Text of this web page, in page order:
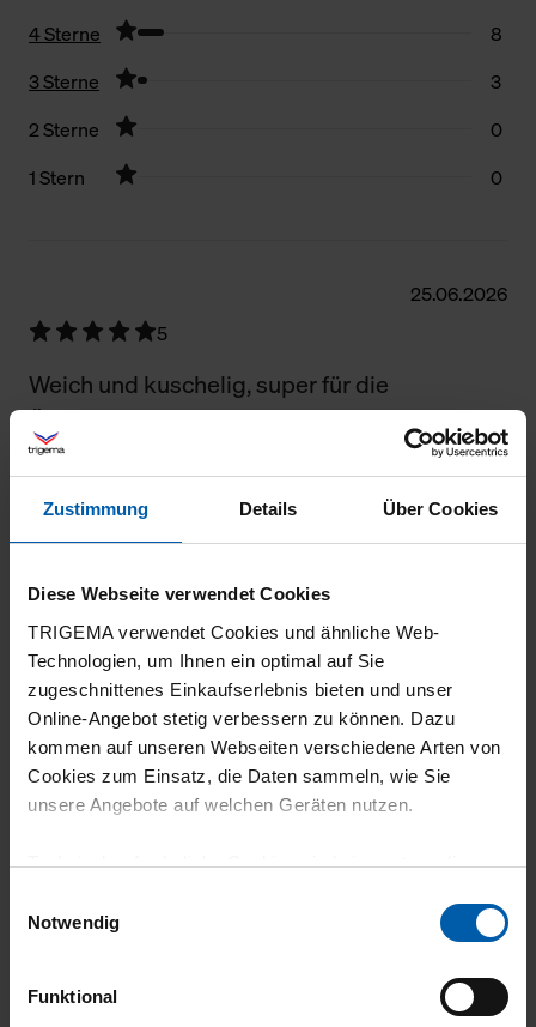
Zustimmung Details Über Cookies
Diese Webseite verwendet Cookies
TRIGEMA verwendet Cookies und ähnliche Web-
Technologien, um Ihnen ein optimal auf Sie
zugeschnittenes Einkaufserlebnis bieten und unser
Online-Angebot stetig verbessern zu können. Dazu
kommen auf unseren Webseiten verschiedene Arten von
Cookies zum Einsatz, die Daten sammeln, wie Sie
unsere Angebote auf welchen Geräten nutzen.
Technisch erforderliche Cookies sind eine notwendige
grundlegende Funktionen wie etwa zur Auswahl und
gewährleisten.
Notwendig
Funktional
4 Sterne
8
3 Sterne
3
2 Sterne
0
1 Stern
0
25.06.2026
5
Weich und kuschelig, super für die
Übergangszeit
03.06.2026
5
Siehe Gesamtbewertung
28.05.2026
5
Passt perfekt
11.05.2026